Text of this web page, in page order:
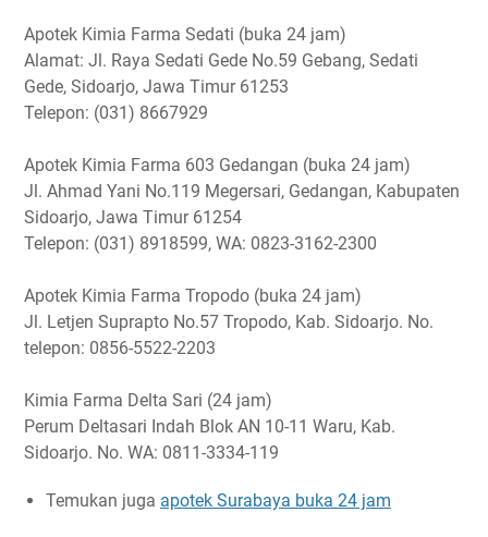
Apotek Kimia Farma Sedati (buka 24 jam)
Alamat: Jl. Raya Sedati Gede No.59 Gebang, Sedati
Gede, Sidoarjo, Jawa Timur 61253
Telepon: (031) 8667929
Apotek Kimia Farma 603 Gedangan (buka 24 jam)
Jl. Ahmad Yani No.119 Megersari, Gedangan, Kabupaten
Sidoarjo, Jawa Timur 61254
Telepon: (031) 8918599, WA: 0823-3162-2300
Apotek Kimia Farma Tropodo (buka 24 jam)
Jl. Letjen Suprapto No.57 Tropodo, Kab. Sidoarjo. No.
telepon: 0856-5522-2203
Kimia Farma Delta Sari (24 jam)
Perum Deltasari Indah Blok AN 10-11 Waru, Kab.
Sidoarjo. No. WA: 0811-3334-119
Temukan juga apotek Surabaya buka 24 jam